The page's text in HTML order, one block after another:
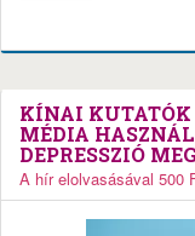
KÍNAI KUTATÓK
MÉDIA
DEPRESSZIÓ
A hír elolvasásával 500